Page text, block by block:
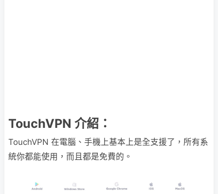
TouchVPN 介紹：
TouchVPN 在電腦、手機上基本上是全支援了，所有系
統你都能使用，而且都是免費的。